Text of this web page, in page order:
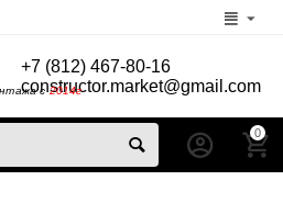
с2014г
+7 (812) 467-80-16
constructor.market@gmail.com
0